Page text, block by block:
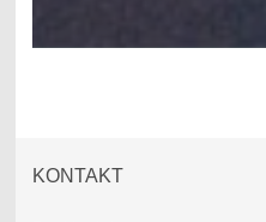
KONTAKT